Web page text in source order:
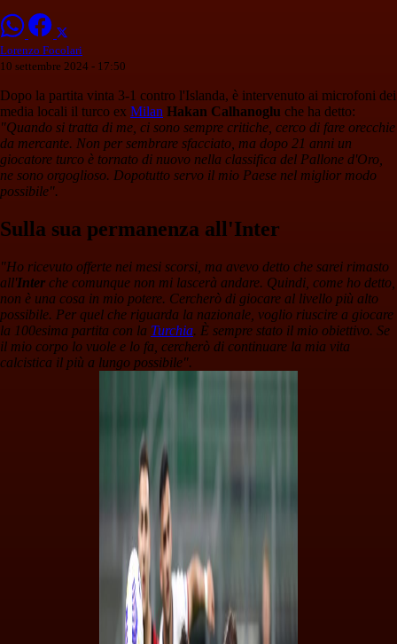
Lorenzo Focolari
10 settembre 2024 - 17:50
Dopo la partita vinta 3-1 contro l'Islanda, è intervenuto ai microfoni dei
media locali il turco ex Milan Hakan Calhanoglu che ha detto:
"Quando si tratta di me, ci sono sempre critiche, cerco di fare orecchie
da mercante. Non per sembrare sfacciato, ma dopo 21 anni un
giocatore turco è tornato di nuovo nella classifica del Pallone d'Oro,
ne sono orgoglioso. Dopotutto servo il mio Paese nel miglior modo
possibile".
Sulla sua permanenza all'Inter
"Ho ricevuto offerte nei mesi scorsi, ma avevo detto che sarei rimasto
all'Inter che comunque non mi lascerà andare. Quindi, come ho detto,
non è una cosa in mio potere. Cercherò di giocare al livello più alto
possibile. Per quel che riguarda la nazionale, voglio riuscire a giocare
la 100esima partita con la Turchia. È sempre stato il mio obiettivo. Se
il mio corpo lo vuole e lo fa, cercherò di continuare la mia vita
calcistica il più a lungo possibile".